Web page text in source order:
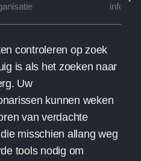
controleren op zoek
is als het zoeken naar
Uw
kunnen weken
van verdachte
misschien allang weg
tools nodig om